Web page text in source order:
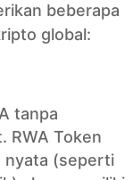
beberapa
global:
tanpa
RWA Token
nyata (seperti